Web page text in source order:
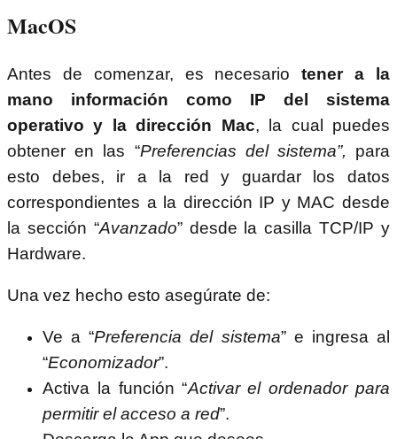
MacOS
Antes de comenzar, es necesariotener a la
mano información como IP del sistema
operativo y la dirección Mac, la cual puedes
obtener en las “Preferencias del sistema”, para
esto debes, ir a la red y guardar los datos
correspondientes a la dirección IP y MAC desde
la sección “Avanzado” desde la casilla TCP/IP y
Hardware.
Una vez hecho esto asegúrate de:
Ve a “Preferencia del sistema” e ingresa al
“Economizador”.
Activa la función “Activar el ordenador para
permitir el acceso a red”.